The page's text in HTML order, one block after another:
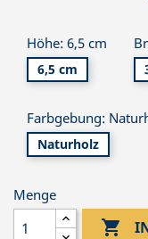
Höhe: 6,5 cm
6,5 cm
Farbgebung:
Naturholz
Menge
